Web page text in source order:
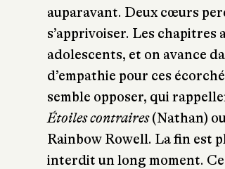
auparavant. Deux cœurs
s’apprivoiser. Les
adolescents, et on avance
d’empathie pour ces
semble opposer, qui
Étoiles contraires(Nathan)
Rainbow Rowell. La fin est
interdit un long moment.